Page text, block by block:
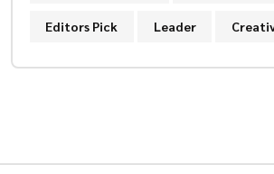
Editors Pick Leader